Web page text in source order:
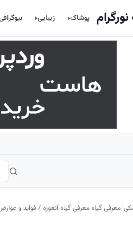
پوشاک زیبایی
/معرفی گیاه معرفی گیاه آنغوزه / فواید و